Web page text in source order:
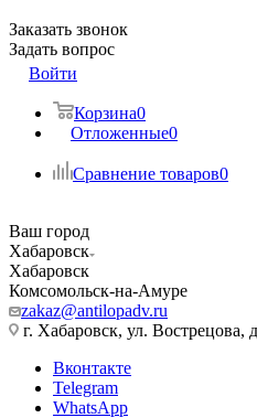
Заказать звонок
Задать вопрос
Войти
Корзина0
Отложенные0
Сравнение товаров0
Ваш город
Хабаровск
Хабаровск
Комсомольск-на-Амуре
zakaz@antilopadv.ru
г. Хабаровск, ул. Вострецова,
Вконтакте
Telegram
WhatsApp